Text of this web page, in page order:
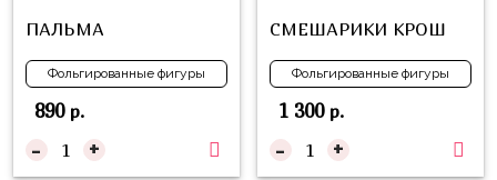
ПАЛЬМА
Фольгированные фигуры
890р.
- +
СМЕШАРИКИ КРОШ
Фольгированные фигуры
1 300р.
- +
Техника
Животные
Морская
Тема